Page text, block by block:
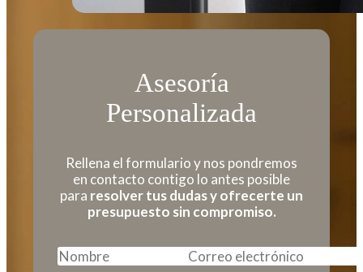
Asesoría
Personalizada
Rellena el formulario y nos pondremos
en contacto contigo lo antes posible
para resolver tus dudas y ofrecerte un
presupuesto sin compromiso.